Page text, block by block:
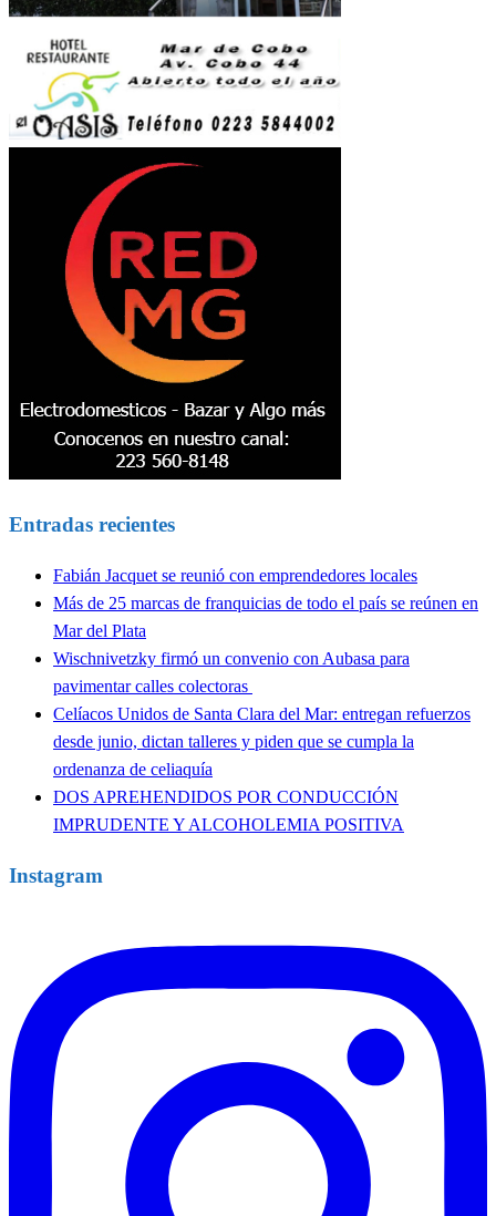
Entradas recientes
Fabián Jacquet se reunió con emprendedores locales
Más de 25 marcas de franquicias de todo el país se reúnen en
Mar del Plata
Wischnivetzky firmó un convenio con Aubasa para
pavimentar calles colectoras
Celíacos Unidos de Santa Clara del Mar: entregan refuerzos
desde junio, dictan talleres y piden que se cumpla la
ordenanza de celiaquía
DOS APREHENDIDOS POR CONDUCCIÓN
IMPRUDENTE Y ALCOHOLEMIA POSITIVA
Instagram